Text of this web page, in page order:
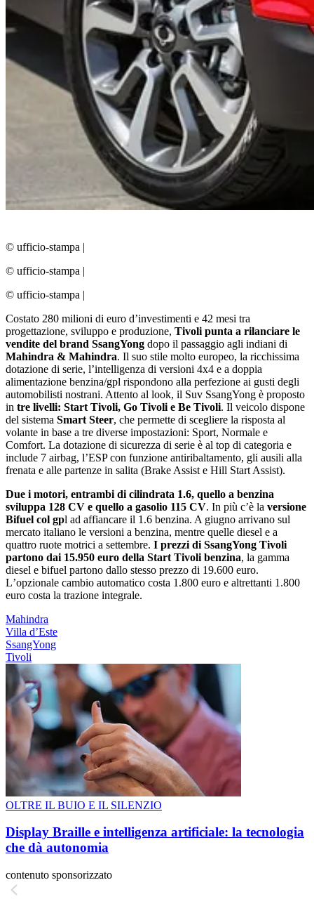
© ufficio-stampa |
© ufficio-stampa |
© ufficio-stampa |
Costato 280 milioni di euro dʼinvestimenti e 42 mesi tra
progettazione, sviluppo e produzione, Tivoli punta a rilanciare le
vendite del brand SsangYong dopo il passaggio agli indiani di
Mahindra & Mahindra. Il suo stile molto europeo, la ricchissima
dotazione di serie, lʼintelligenza di versioni 4x4 e a doppia
alimentazione benzina/gpl rispondono alla perfezione ai gusti degli
automobilisti nostrani. Attento al look, il Suv SsangYong è proposto
in tre livelli: Start Tivoli, Go Tivoli e Be Tivoli. Il veicolo dispone
del sistema Smart Steer, che permette di scegliere la risposta al
volante in base a tre diverse impostazioni: Sport, Normale e
Comfort. La dotazione di sicurezza di serie è al top di categoria e
include 7 airbag, lʼESP con funzione antiribaltamento, gli ausili alla
frenata e alle partenze in salita (Brake Assist e Hill Start Assist).
Due i motori, entrambi di cilindrata 1.6, quello a benzina
sviluppa 128 CV e quello a gasolio 115 CV. In più cʼè la versione
Bifuel col gpl ad affiancare il 1.6 benzina. A giugno arrivano sul
mercato italiano le versioni a benzina, mentre quelle diesel e a
quattro ruote motrici a settembre. I prezzi di SsangYong Tivoli
partono dai 15.950 euro della Start Tivoli benzina, la gamma
diesel e bifuel partono dallo stesso prezzo di 19.600 euro.
Lʼopzionale cambio automatico costa 1.800 euro e altrettanti 1.800
euro costa la trazione integrale.
Mahindra
Villa dʼEste
SsangYong
Tivoli
OLTRE IL BUIO E IL SILENZIO
Display Braille e intelligenza artificiale: la tecnologia
che dà autonomia
contenuto sponsorizzato